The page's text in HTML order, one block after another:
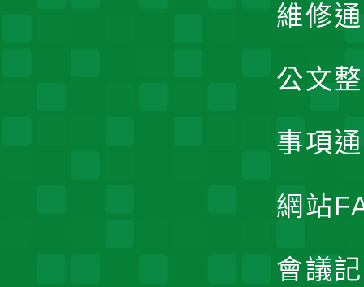
維修
公文
事項
網站
會議